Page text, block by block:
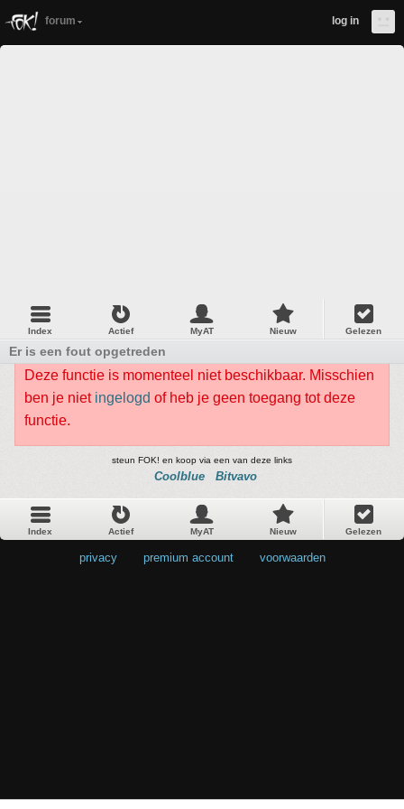
forum log in
Index Actief MyAT Nieuw Gelezen
Er is een fout opgetreden
Deze functie is momenteel niet beschikbaar. Misschien
ben je niet ingelogd of heb je geen toegang tot deze
functie.
steun FOK! en koop via een van deze links
Coolblue Bitvavo
Index Actief MyAT Nieuw Gelezen
privacy premium account voorwaarden